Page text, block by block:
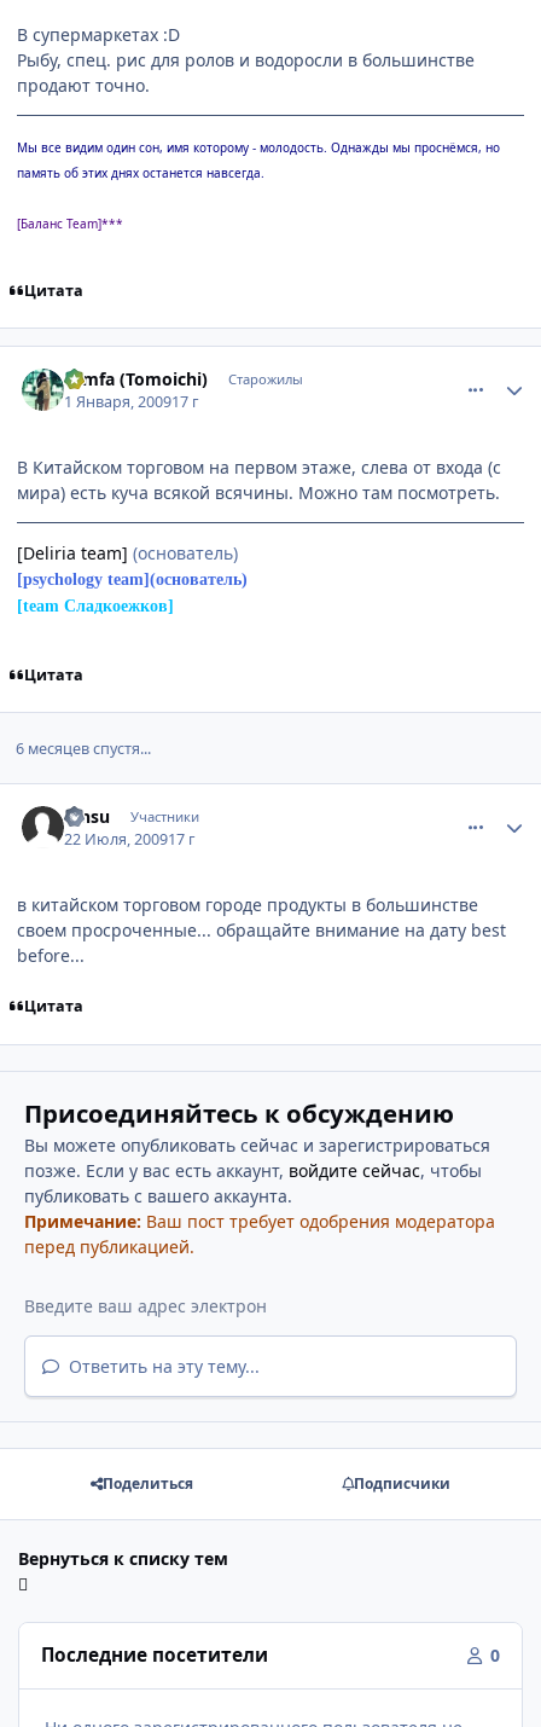
В супермаркетах :D
Рыбу, спец. рис для ролов и водоросли в большинстве
продают точно.
Мы все видим один сон, имя которому - молодость. Однажды мы проснёмся, но
память об этих днях останется навсегда.
[Баланс Team]***
Цитата
Nimfa (Tomoichi) Старожилы
1 Января, 200917 г
В Китайском торговом на первом этаже, слева от входа (с
мира) есть куча всякой всячины. Можно там посмотреть.
[Deliria team] (основатель)
[psychology team] (основатель)
[team Сладкоежков]
Цитата
6 месяцев спустя...
Binsu Участники
22 Июля, 200917 г
в китайском торговом городе продукты в большинстве
своем просроченные... обращайте внимание на дату best
before...
Цитата
Присоединяйтесь к обсуждению
Вы можете опубликовать сейчас и зарегистрироваться
позже. Если у вас есть аккаунт, войдите сейчас, чтобы
публиковать с вашего аккаунта.
Примечание: Ваш пост требует одобрения модератора
перед публикацией.
Ответить на эту тему...
Поделиться Подписчики
Вернуться к списку тем
Последние посетители 0